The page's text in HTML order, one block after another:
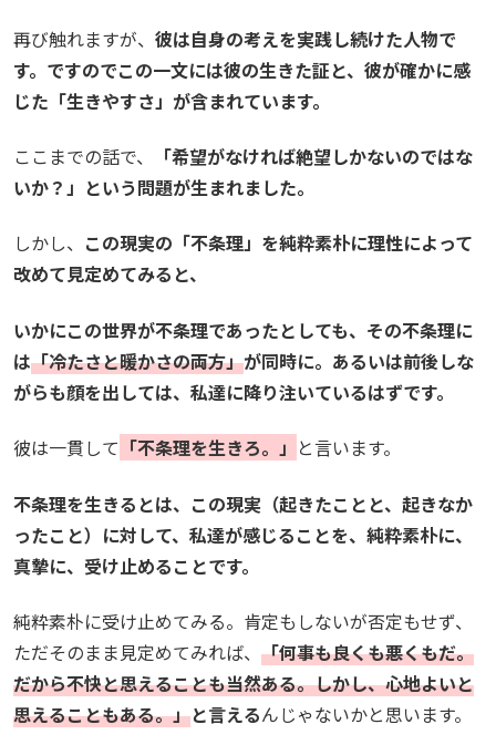
再び触れますが、 彼は自身の考えを実践し続けた人物で
す。ですのでこの一文には彼の生きた証と、彼が確かに感
じた「生きやすさ」が含まれています。
ここまでの話で、
「希望がなければ絶望しかないのではな
いか？」という問題が生まれました。
しかし、 この現実の「不条理」を純粋素朴に理性によって
改めて見定めてみると、
いかにこの世界が不条理であったとしても、その不条理に
は「冷たさと暖かさの両方」が同時に。あるいは前後しな
がらも顔を出しては、私達に降り注いているはずです。
彼は一貫して 「不条理を生きろ。」 と言います。
不条理を生きるとは、この現実（起きたことと、起きなか
ったこと）に対して、私達が感じることを、純粋素朴に、
真摯に、受け止めることです。
純粋素朴に受け止めてみる。肯定もしないが否定もせず、
ただそのまま見定めてみれば、 「何事も良くも悪くもだ。
だから不快と思えることも当然ある。しかし、心地よいと
思えることもある。」と言えるんじゃないかと思います。